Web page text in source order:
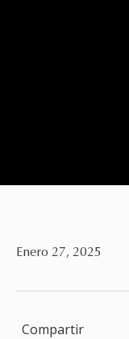
Enero 27, 2025
Compartir